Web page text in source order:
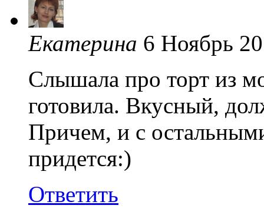
Екатерина 6 Ноябрь
Слышала про торт из
готовила. Вкусный,
Причем, и с
придется:)
Ответить